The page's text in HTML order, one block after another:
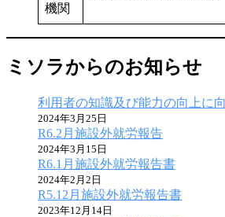
機関
ミソラからのお知らせ
利用者の知識及び能力の向上に
2024年3月25日
R6.2月施設外就労報告
2024年3月15日
R6.1月施設外就労報告書
2024年2月2日
R5.12月施設外就労報告書
2023年12月14日